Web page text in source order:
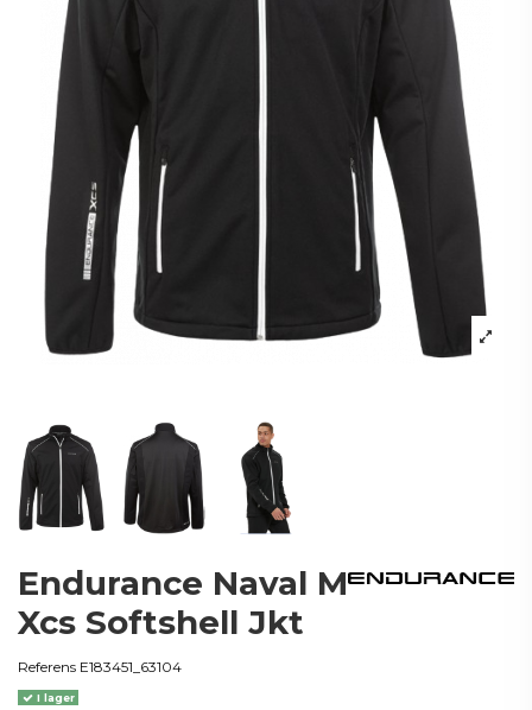
Endurance Naval M
Xcs Softshell Jkt
Referens E183451_63104
I lager